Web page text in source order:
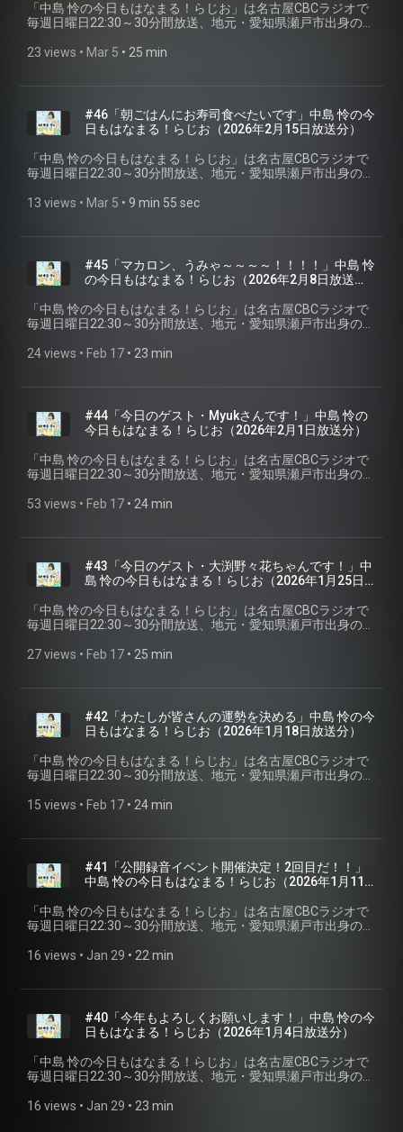
「⁠⁠中島 怜の今日もはなまる！らじお⁠⁠」は名古屋CBCラジオで
毎週日曜日22:30～30分間放送、地元・愛知県瀬戸市出身のシ
いる皆さんが、月曜日からも元気で過ごせるように、「はな
23 views • Mar 5 • 25 min
#46「朝ごはんにお寿司食べたいです」中島 怜の今
日もはなまる！らじお⁠⁠（2026年2月15日放送分）
「⁠⁠中島 怜の今日もはなまる！らじお⁠⁠」は名古屋CBCラジオで
毎週日曜日22:30～30分間放送、地元・愛知県瀬戸市出身のシ
いる皆さんが、月曜日からも元気で過ごせるように、「はな
13 views • Mar 5 • 9 min 55 sec
#45「マカロン、うみゃ～～～～！！！！」中島 怜
の今日もはなまる！らじお⁠⁠（2026年2月8日放送
「⁠⁠中島 怜の今日もはなまる！らじお⁠⁠」は名古屋CBCラジオで
毎週日曜日22:30～30分間放送、地元・愛知県瀬戸市出身のシ
いる皆さんが、月曜日からも元気で過ごせるように、「はな
24 views • Feb 17 • 23 min
#44「今日のゲスト・Myukさんです！」中島 怜の
今日もはなまる！らじお⁠⁠（2026年2月1日放送分）
「⁠⁠中島 怜の今日もはなまる！らじお⁠⁠」は名古屋CBCラジオで
毎週日曜日22:30～30分間放送、地元・愛知県瀬戸市出身のシ
いる皆さんが、月曜日からも元気で過ごせるように、「はな
53 views • Feb 17 • 24 min
#43「今日のゲスト・大渕野々花ちゃんです！」中
島 怜の今日もはなまる！らじお⁠⁠（2026年1月25日
「⁠⁠中島 怜の今日もはなまる！らじお⁠⁠」は名古屋CBCラジオで
毎週日曜日22:30～30分間放送、地元・愛知県瀬戸市出身のシ
いる皆さんが、月曜日からも元気で過ごせるように、「はな
27 views • Feb 17 • 25 min
#42「わたしが皆さんの運勢を決める」中島 怜の今
日もはなまる！らじお⁠⁠（2026年1月18日放送分）
「⁠⁠中島 怜の今日もはなまる！らじお⁠⁠」は名古屋CBCラジオで
毎週日曜日22:30～30分間放送、地元・愛知県瀬戸市出身のシ
いる皆さんが、月曜日からも元気で過ごせるように、「はな
15 views • Feb 17 • 24 min
#41「公開録音イベント開催決定！2回目だ！！」
中島 怜の今日もはなまる！らじお⁠⁠（2026年1月11
「⁠⁠中島 怜の今日もはなまる！らじお⁠⁠」は名古屋CBCラジオで
毎週日曜日22:30～30分間放送、地元・愛知県瀬戸市出身のシ
いる皆さんが、月曜日からも元気で過ごせるように、「はな
16 views • Jan 29 • 22 min
#40「今年もよろしくお願いします！」中島 怜の今
日もはなまる！らじお⁠⁠（2026年1月4日放送分）
「⁠⁠中島 怜の今日もはなまる！らじお⁠⁠」は名古屋CBCラジオで
毎週日曜日22:30～30分間放送、地元・愛知県瀬戸市出身のシ
いる皆さんが、月曜日からも元気で過ごせるように、「はな
16 views • Jan 29 • 23 min